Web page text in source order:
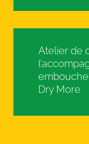
Atelier de
Dry More